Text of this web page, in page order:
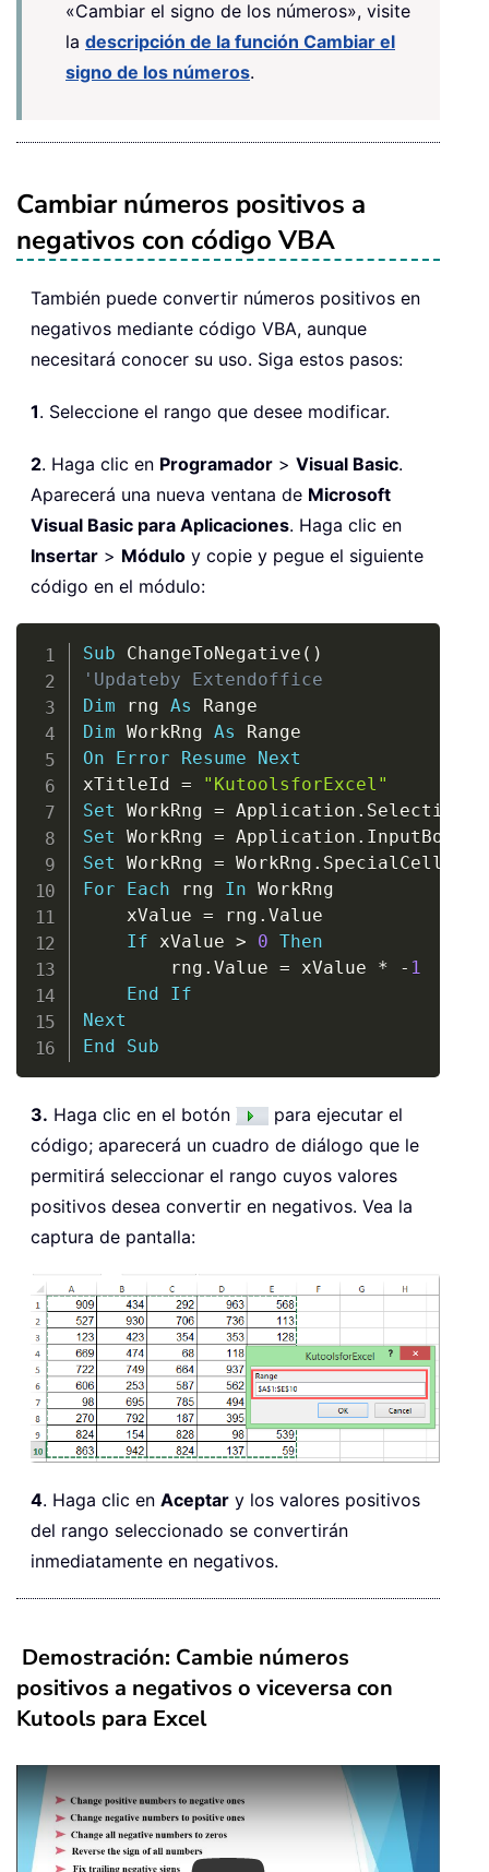
«Cambiar el signo de los números», visite
la descripción de la función Cambiar el
signo de los números.
Cambiar números positivos a
negativos con código VBA
También puede convertir números positivos en
negativos mediante código VBA, aunque
necesitará conocer su uso. Siga estos pasos:
1. Seleccione el rango que desee modificar.
2. Haga clic en Programador > Visual Basic.
Aparecerá una nueva ventana de Microsoft
Visual Basic para Aplicaciones. Haga clic en
Insertar > Módulo y copie y pegue el siguiente
código en el módulo:
Sub ChangeToNegative ( )
'Updateby Extendoffice
Dim rng As
Dim WorkRng As
On
Error Resume
Next
xTitleId =
"KutoolsforExcel"
Set WorkRng = Application .
Set WorkRng = Application . InputBox
Set WorkRng = WorkRng . SpecialCells
For
Each rng In WorkRng
    xValue
= rng . Value
If xValue > 0 Then
        rng
. Value = xValue * - 1
End
If
Next
End
Sub
3. Haga clic en el botón
para ejecutar el
código; aparecerá un cuadro de diálogo que le
permitirá seleccionar el rango cuyos valores
positivos desea convertir en negativos. Vea la
captura de pantalla:
4. Haga clic en Aceptar y los valores positivos
del rango seleccionado se convertirán
inmediatamente en negativos.
Demostración: Cambie números
positivos a negativos o viceversa con
Kutools para Excel